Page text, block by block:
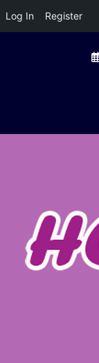
Log In Register